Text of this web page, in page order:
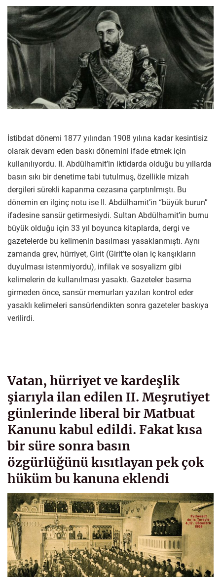
İstibdat dönemi 1877 yılından 1908 yılına kadar kesintisiz
olarak devam eden baskı dönemini ifade etmek için
kullanılıyordu. II. Abdülhamit’in iktidarda olduğu bu yıllarda
basın sıkı bir denetime tabi tutulmuş, özellikle mizah
dergileri sürekli kapanma cezasına çarptırılmıştı. Bu
dönemin en ilginç notu ise II. Abdülhamit’in “büyük burun”
ifadesine sansür getirmesiydi. Sultan Abdülhamit’in burnu
büyük olduğu için 33 yıl boyunca kitaplarda, dergi ve
gazetelerde bu kelimenin basılması yasaklanmıştı. Aynı
zamanda grev, hürriyet, Girit (Girit’te olan iç karışıkların
duyulması istenmiyordu), infilak ve sosyalizm gibi
kelimelerin de kullanılması yasaktı. Gazeteler basıma
girmeden önce, sansür memurları yazıları kontrol eder
yasaklı kelimeleri sansürlendikten sonra gazeteler baskıya
verilirdi.
Vatan, hürriyet ve kardeşlik
şiarıyla ilan edilen II. Meşrutiyet
günlerinde liberal bir Matbuat
Kanunu kabul edildi. Fakat kısa
bir süre sonra basın
özgürlüğünü kısıtlayan pek çok
hüküm bu kanuna eklendi